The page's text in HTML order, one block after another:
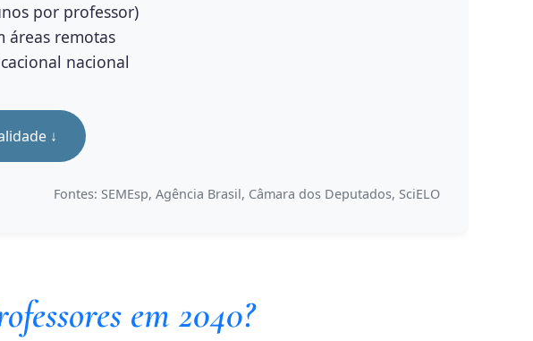
por professor)
áreas remotas
nacional
↓
Fontes: SEMEsp, Agência Brasil, Câmara dos Deputados, SciELO
em 2040?